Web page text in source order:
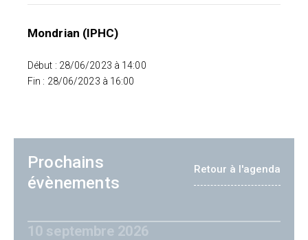
Mondrian (IPHC)
Début : 28/06/2023 à 14:00
Fin : 28/06/2023 à 16:00
Prochains
évènements
Retour à l'agenda
10 septembre 2026